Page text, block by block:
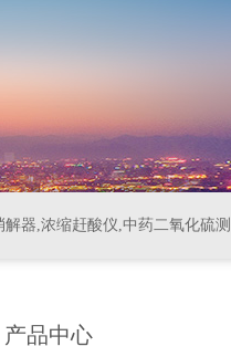
解器,浓缩赶酸仪,中药二氧化硫
产品中心